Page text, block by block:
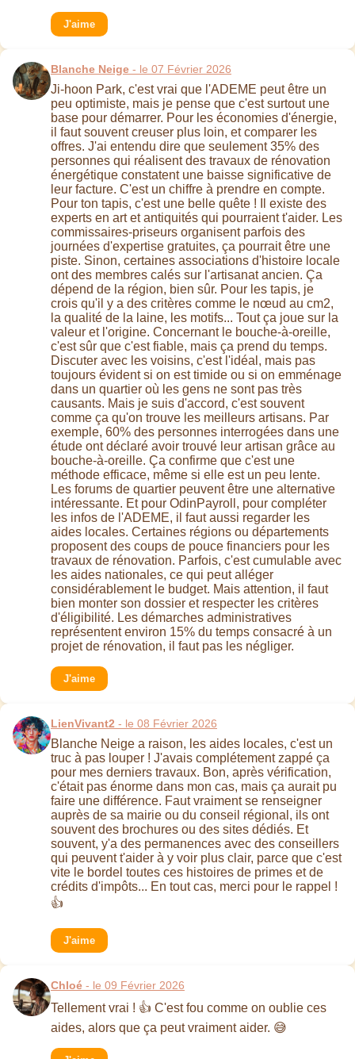
J'aime
Blanche Neige - le 07 Février 2026
Ji-hoon Park, c'est vrai que l'ADEME peut être un
peu optimiste, mais je pense que c'est surtout une
base pour démarrer. Pour les économies d'énergie,
il faut souvent creuser plus loin, et comparer les
offres. J'ai entendu dire que seulement 35% des
personnes qui réalisent des travaux de rénovation
énergétique constatent une baisse significative de
leur facture. C'est un chiffre à prendre en compte.
Pour ton tapis, c'est une belle quête ! Il existe des
experts en art et antiquités qui pourraient t'aider. Les
commissaires-priseurs organisent parfois des
journées d'expertise gratuites, ça pourrait être une
piste. Sinon, certaines associations d'histoire locale
ont des membres calés sur l'artisanat ancien. Ça
dépend de la région, bien sûr. Pour les tapis, je
crois qu'il y a des critères comme le nœud au cm2,
la qualité de la laine, les motifs... Tout ça joue sur la
valeur et l'origine. Concernant le bouche-à-oreille,
c'est sûr que c'est fiable, mais ça prend du temps.
Discuter avec les voisins, c'est l'idéal, mais pas
toujours évident si on est timide ou si on emménage
dans un quartier où les gens ne sont pas très
causants. Mais je suis d'accord, c'est souvent
comme ça qu'on trouve les meilleurs artisans. Par
exemple, 60% des personnes interrogées dans une
étude ont déclaré avoir trouvé leur artisan grâce au
bouche-à-oreille. Ça confirme que c'est une
méthode efficace, même si elle est un peu lente.
Les forums de quartier peuvent être une alternative
intéressante. Et pour OdinPayroll, pour compléter
les infos de l'ADEME, il faut aussi regarder les
aides locales. Certaines régions ou départements
proposent des coups de pouce financiers pour les
travaux de rénovation. Parfois, c'est cumulable avec
les aides nationales, ce qui peut alléger
considérablement le budget. Mais attention, il faut
bien monter son dossier et respecter les critères
d'éligibilité. Les démarches administratives
représentent environ 15% du temps consacré à un
projet de rénovation, il faut pas les négliger.
J'aime
LienVivant2 - le 08 Février 2026
Blanche Neige a raison, les aides locales, c'est un
truc à pas louper ! J'avais complétement zappé ça
pour mes derniers travaux. Bon, après vérification,
c'était pas énorme dans mon cas, mais ça aurait pu
faire une différence. Faut vraiment se renseigner
auprès de sa mairie ou du conseil régional, ils ont
souvent des brochures ou des sites dédiés. Et
souvent, y'a des permanences avec des conseillers
qui peuvent t'aider à y voir plus clair, parce que c'est
vite le bordel toutes ces histoires de primes et de
crédits d'impôts... En tout cas, merci pour le rappel !
👍
J'aime
Chloé - le 09 Février 2026
Tellement vrai ! 👍 C'est fou comme on oublie ces
aides, alors que ça peut vraiment aider. 😅